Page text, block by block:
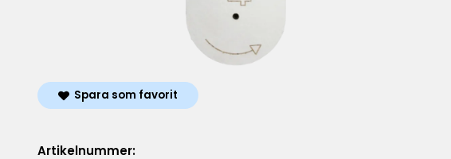
Spara som favorit
Artikelnummer: